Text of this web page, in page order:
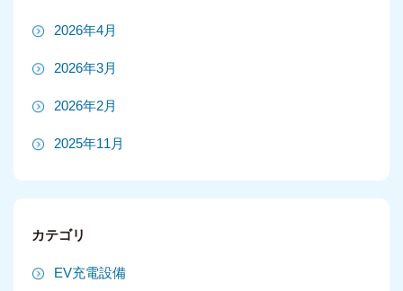
2026年4月
2026年3月
2026年2月
2025年11月
カテゴリ
EV充電設備